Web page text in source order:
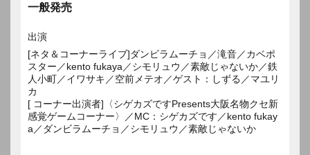
一般発売
出演
[ネタ＆コーナーライブ]ダンビラムーチョ／滝音／カベポ
スター／kento fukaya／シモリュウ／素敵じゃないか／鉄
人小町／イワサキ／空前メテオ／ゲスト：しずる／マユリ
カ
[ コーナー出演者]〈シゲカズですPresents大阪名物クセ新
感覚ゲームコーナー〉／MC：シゲカズです／kento fukay
a／ダンビラムーチョ／シモリュウ／素敵じゃないか